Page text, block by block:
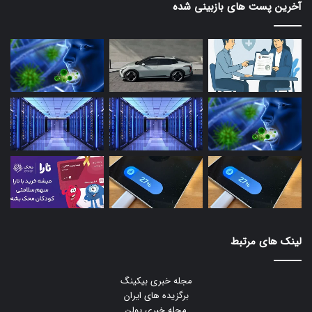
آخرین پست های بازبینی شده
لینک های مرتبط
مجله خبری بیکینگ
برگزیده های ایران